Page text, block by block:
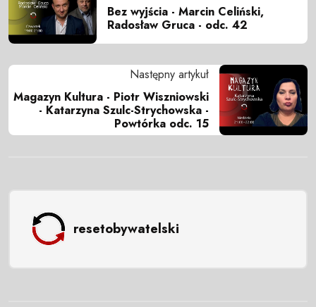
Bez wyjścia - Marcin Celiński,
Radosław Gruca - odc. 42
Następny artykuł
Magazyn Kultura - Piotr Wiszniowski
- Katarzyna Szulc-Strychowska -
Powtórka odc. 15
resetobywatelski